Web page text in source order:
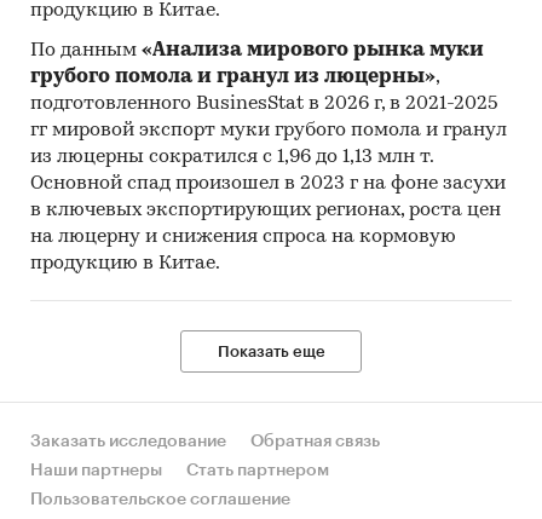
продукцию в Китае.
По данным «Анализа мирового рынка муки
грубого помола и гранул из люцерны»,
подготовленного BusinesStat в 2026 г, в 2021-2025
гг мировой экспорт муки грубого помола и гранул
из люцерны сократился с 1,96 до 1,13 млн т.
Основной спад произошел в 2023 г на фоне засухи
в ключевых экспортирующих регионах, роста цен
на люцерну и снижения спроса на кормовую
продукцию в Китае.
Показать еще
Заказать исследование
Обратная связь
Наши партнеры
Стать партнером
Пользовательское соглашение